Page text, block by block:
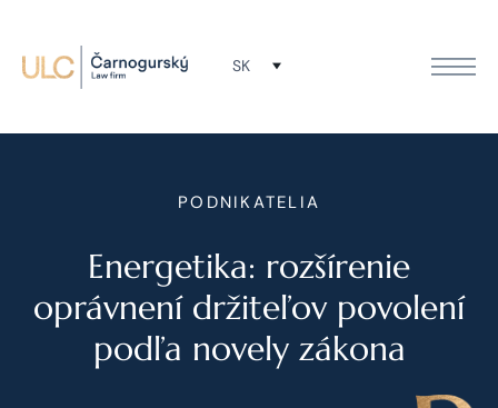
SK
PODNIKATELIA
Energetika: rozšírenie
oprávnení držiteľov povolení
podľa novely zákona